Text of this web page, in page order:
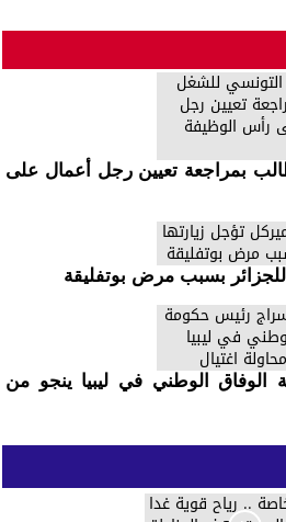
بمراجعة تعيين رجل أعمال على
للجزائر بسبب مرض بوتفليقة
الوطني في ليبيا ينجو من